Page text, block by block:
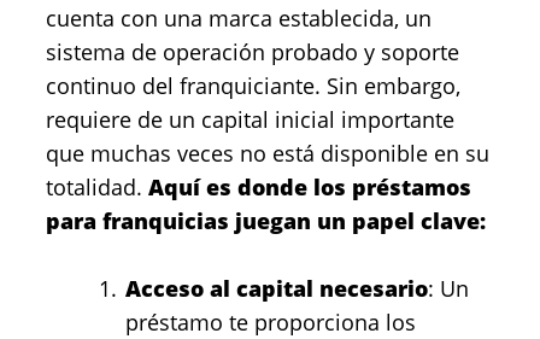
cuenta con una marca establecida, un
sistema de operación probado y soporte
continuo del franquiciante. Sin embargo,
requiere de un capital inicial importante
que muchas veces no está disponible en su
totalidad. Aquí es donde los préstamos
para franquicias juegan un papel clave:
Acceso al capital necesario: Un
préstamo te proporciona los